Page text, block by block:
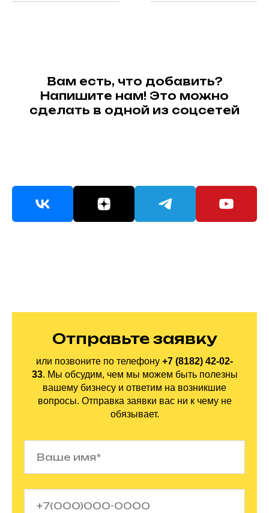
Вам есть, что добавить?
Напишите нам! Это можно
сделать в одной из соцсетей
Отправьте заявку
или позвоните по телефону +7 (8182) 42-02-
33. Мы обсудим, чем мы можем быть полезны
вашему бизнесу и ответим на возникшие
вопросы. Отправка заявки вас ни к чему не
обязывает.